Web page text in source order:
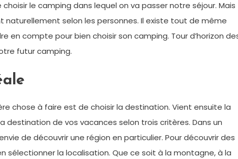
le camping dans lequel on va passer notre séjour. Mais
naturellement selon les personnes. Il existe tout de même
compte pour bien choisir son camping. Tour d’horizon
futur camping.
chose à faire est de choisir la destination. Vient ensuite la
destination de vos vacances selon trois critères. Dans un
de découvrir une région en particulier. Pour découvrir des
sélectionner la localisation. Que ce soit à la montagne, à la